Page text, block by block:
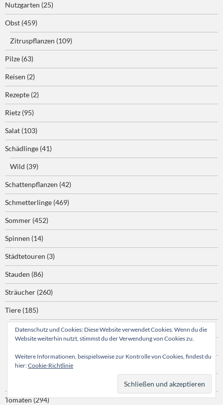
Nutzgarten (25)
Obst (459)
Zitruspflanzen (109)
Pilze (63)
Reisen (2)
Rezepte (2)
Rietz (95)
Salat (103)
Schädlinge (41)
Wild (39)
Schattenpflanzen (42)
Schmetterlinge (469)
Sommer (452)
Spinnen (14)
Städtetouren (3)
Stauden (86)
Sträucher (260)
Tiere (185)
Amphibien(13)
Schnecken(12)
Tomaten(294)
Datenschutz und Cookies: Diese Website verwendet Cookies. Wenn du die
Website weiterhin nutzt, stimmst du der Verwendung von Cookies zu.
Weitere Informationen, beispielsweise zur Kontrolle von Cookies, findest du
hier:Cookie-Richtlinie